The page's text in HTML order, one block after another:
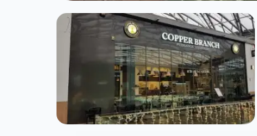
NOURRITURE CONTEMPORAINE
Copper
★ 3.8/5